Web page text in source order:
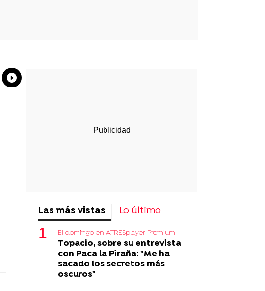
Whatsapp
Compartir
Las más vistas Lo último
El domingo en ATRESplayer Premium
Topacio, sobre su entrevista
con Paca la Piraña: "Me ha
sacado los secretos más
oscuros"